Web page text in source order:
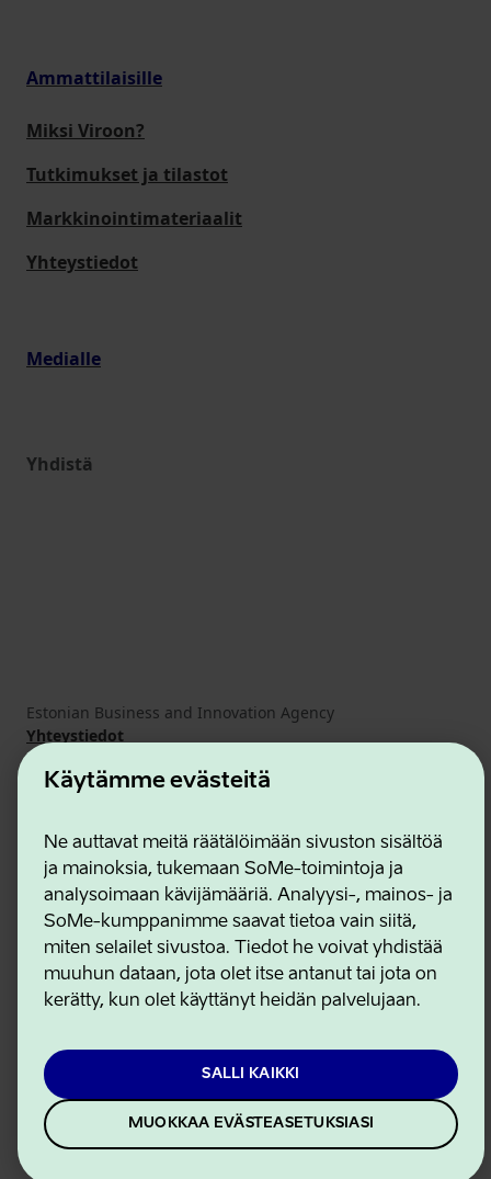
Käytämme evästeitä
Ne auttavat meitä räätälöimään sivuston sisältöä
ja mainoksia, tukemaan SoMe-toimintoja ja
analysoimaan kävijämääriä. Analyysi-, mainos- ja
SoMe-kumppanimme saavat tietoa vain siitä,
miten selailet sivustoa. Tiedot he voivat yhdistää
muuhun dataan, jota olet itse antanut tai jota on
kerätty, kun olet käyttänyt heidän palvelujaan.
SALLI KAIKKI
MUOKKAA EVÄSTEASETUKSIASI
Ammattilaisille
Miksi Viroon?
Tutkimukset ja tilastot
Markkinointimateriaalit
Yhteystiedot
Medialle
Yhdistä
Estonian Business and Innovation Agency
Yhteystiedot
Yhteistyökumppanit
Käyttöehdot